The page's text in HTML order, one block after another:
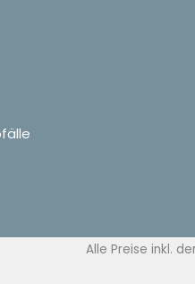
Alle Preise inkl.